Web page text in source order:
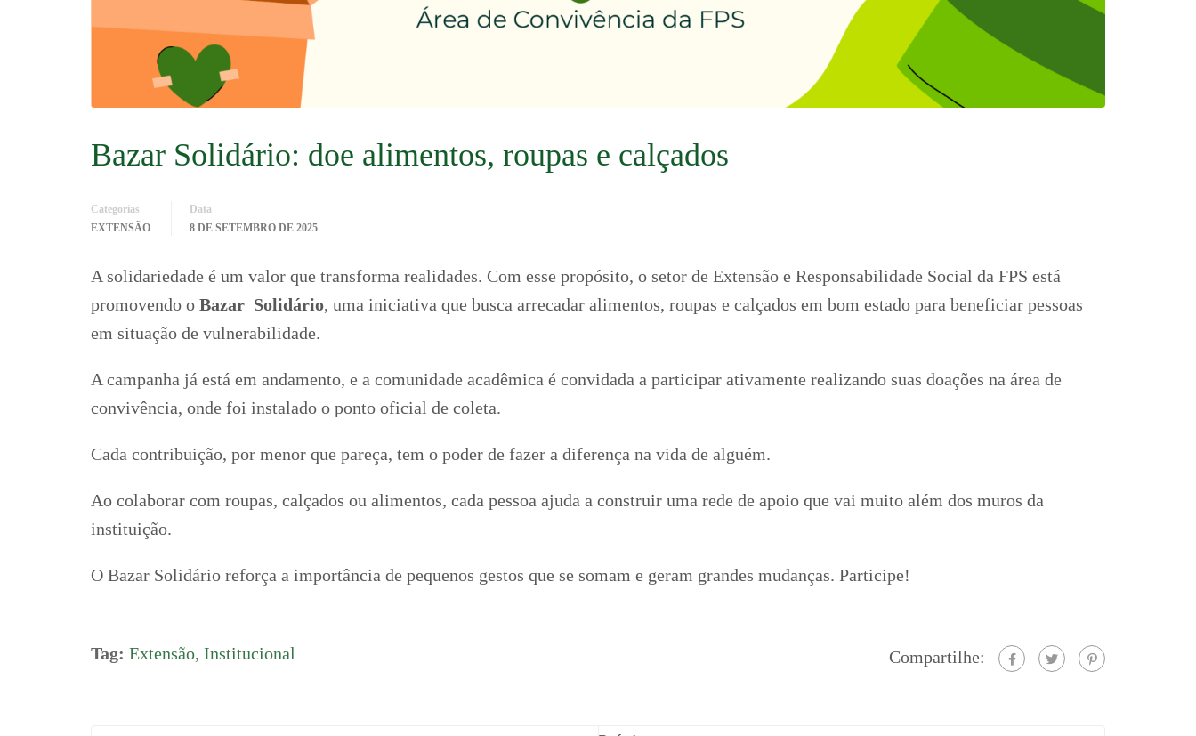
Bazar Solidário: doe alimentos, roupas e calçados
Categorias
EXTENSÃO
Data
8 DE SETEMBRO DE 2025
A solidariedade é um valor que transforma realidades. Com esse propósito, o setor de Extensão e Responsabilidade Social da FPS está
promovendo o Bazar Solidário, uma iniciativa que busca arrecadar alimentos, roupas e calçados em bom estado para beneficiar pessoas
em situação de vulnerabilidade.
A campanha já está em andamento, e a comunidade acadêmica é convidada a participar ativamente realizando suas doações na área de
convivência, onde foi instalado o ponto oficial de coleta.
Cada contribuição, por menor que pareça, tem o poder de fazer a diferença na vida de alguém.
Ao colaborar com roupas, calçados ou alimentos, cada pessoa ajuda a construir uma rede de apoio que vai muito além dos muros da
instituição.
O Bazar Solidário reforça a importância de pequenos gestos que se somam e geram grandes mudanças. Participe!
Tag: Extensão, Institucional Compartilhe: